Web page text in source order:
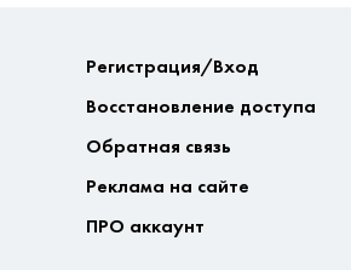
Регистрация/Вход
Восстановление доступа
Обратная связь
Реклама на сайте
ПРО аккаунт